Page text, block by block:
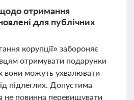
отримання
для публічних
корупції» забороняє
отримувати подарунки
вони можуть ухвалювати
підлеглих. Допустима
не повинна перевищувати